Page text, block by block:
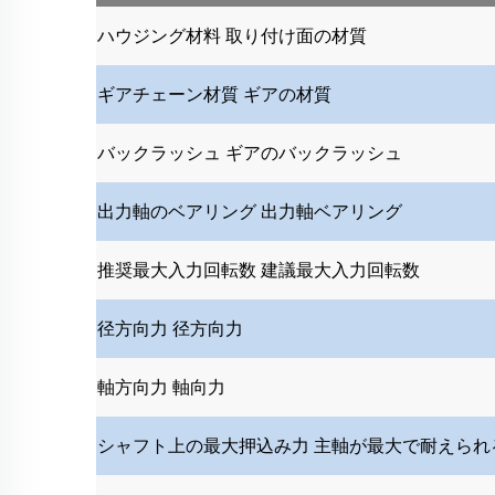
ハウジング材料 取り付け面の材質
ギアチェーン材質 ギアの材質
バックラッシュ ギアのバックラッシュ
出力軸のベアリング 出力軸ベアリング
推奨最大入力回転数 建議最大入力回転数
径方向力 径方向力
軸方向力 軸向力
シャフト上の最大押込み力 主軸が最大で耐えられ